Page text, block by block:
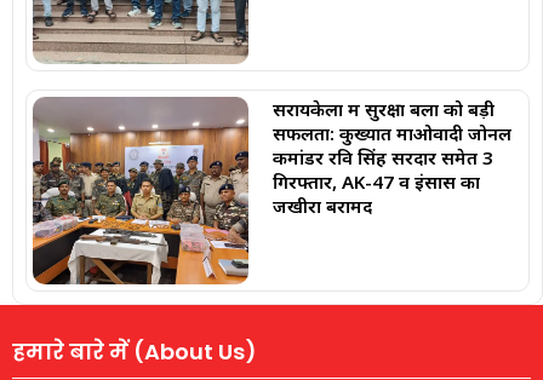
सरायकेला में सुरक्षा बलों को बड़ी
सफलता: कुख्यात माओवादी जोनल
कमांडर रवि सिंह सरदार समेत 3
गिरफ्तार, AK-47 व इंसास का
जखीरा बरामद
हमारे बारे में (About Us)